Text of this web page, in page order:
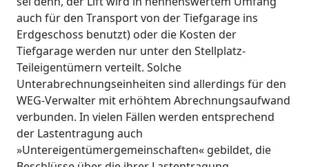
auch für den Transport von der Tiefgarage ins
Erdgeschoss benutzt) oder die Kosten der
Tiefgarage werden nur unter den Stellplatz-
Teileigentümern verteilt. Solche
Unterabrechnungseinheiten sind allerdings für den
WEG-Verwalter mit erhöhtem Abrechnungsaufwand
verbunden. In vielen Fällen werden entsprechend
der Lastentragung auch
»Untereigentümergemeinschaften« gebildet, die